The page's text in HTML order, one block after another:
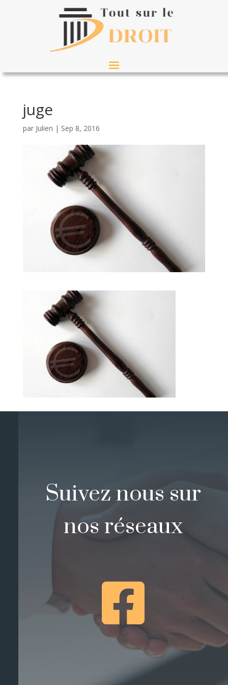
juge
par Julien | Sep 8, 2016
Suivez nous sur
nos réseaux
